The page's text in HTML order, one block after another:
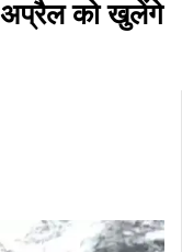
अप्रैल को खुलेंगे